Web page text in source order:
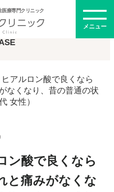
医療専門クリニック
メニュー
へ
金
医療とは
は
例
アルロン酸で良くなら
なくなり、昔の普通の状
女性）
酸で良くなら
と痛みがなくな